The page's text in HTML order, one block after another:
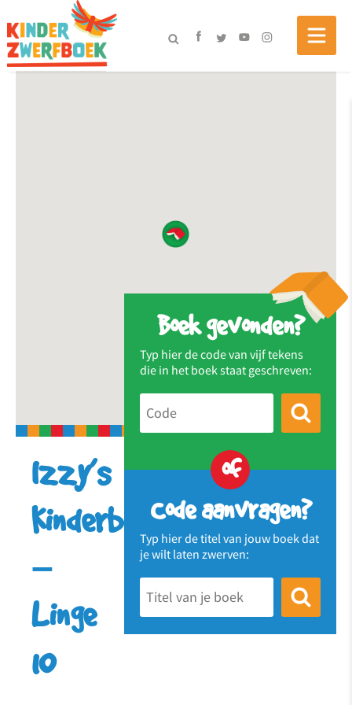
Boek gevonden?
Typ hier de code van vijf tekens
die in het boek staat geschreven:
of
Code aanvragen?
Typ hier de titel van jouw boek dat
je wilt laten zwerven:
Izzy’s
Kinderboekenhuisje
–
Linge
10